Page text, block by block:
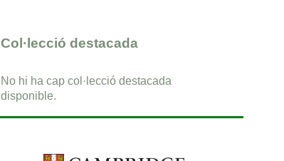
Col·lecció destacada
No hi ha cap col·lecció destacada
disponible.